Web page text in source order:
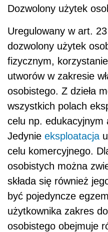
Dozwolony użytek
Uregulowany w art.
dozwolony użytek
fizycznym,
utworów w zakresie
osobistego. Z dzieła
wszystkich polach
celu np. edukacyjnym
Jedynie eksploatacja
celu komercyjnego.
osobistych można
składa się również
być pojedyncze
użytkownika zakres
osobistego obejmuje